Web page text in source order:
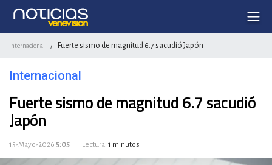
Internacional / Fuerte sismo de magnitud 6.7 sacudió Japón
Internacional
Fuerte sismo de magnitud 6.7 sacudió
Japón
15-Mayo-2026 5:05 Lectura: 1 minutos